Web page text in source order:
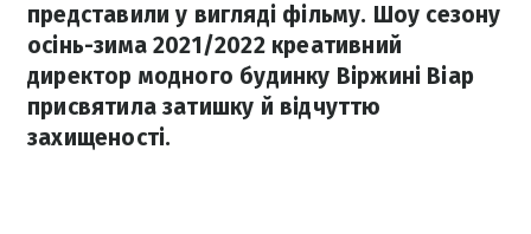
представили у вигляді фільму. Шоу сезону
осінь-зима 2021/2022 креативний
директор модного будинку Віржині Віар
присвятила затишку й відчуттю
захищеності.